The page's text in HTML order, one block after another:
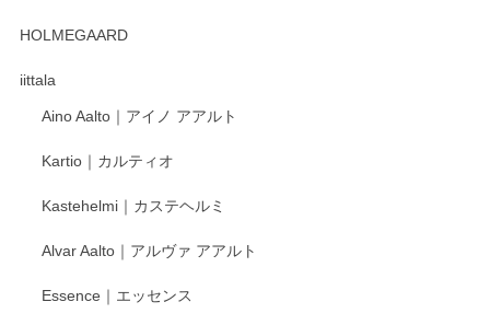
HOLMEGAARD
iittala
Aino Aalto｜アイノ アアルト
Kartio｜カルティオ
Kastehelmi｜カステヘルミ
Alvar Aalto｜アルヴァ アアルト
Essence｜エッセンス